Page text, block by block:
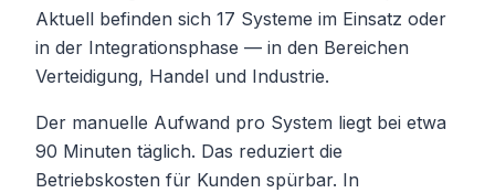
Aktuell befinden sich 17 Systeme im Einsatz oder
in der Integrationsphase — in den Bereichen
Verteidigung, Handel und Industrie.
Der manuelle Aufwand pro System liegt bei etwa
90 Minuten täglich. Das reduziert die
Betriebskosten für Kunden spürbar. In